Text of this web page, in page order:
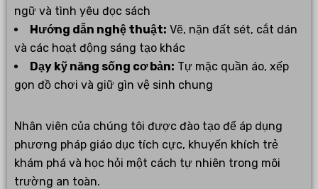
ngữ và tình yêu đọc sách
Hướng dẫn nghệ thuật: Vẽ, nặn đất sét, cắt dán
và các hoạt động sáng tạo khác
Dạy kỹ năng sống cơ bản: Tự mặc quần áo, xếp
gọn đồ chơi và giữ gìn vệ sinh chung
Nhân viên của chúng tôi được đào tạo để áp dụng
phương pháp giáo dục tích cực, khuyến khích trẻ
khám phá và học hỏi một cách tự nhiên trong môi
trường an toàn.